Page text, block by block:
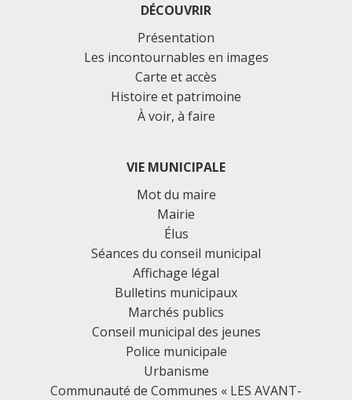
DÉCOUVRIR
Présentation
Les incontournables en images
Carte et accès
Histoire et patrimoine
À voir, à faire
VIE MUNICIPALE
Mot du maire
Mairie
Élus
Séances du conseil municipal
Affichage légal
Bulletins municipaux
Marchés publics
Conseil municipal des jeunes
Police municipale
Urbanisme
Communauté de Communes « LES AVANT-